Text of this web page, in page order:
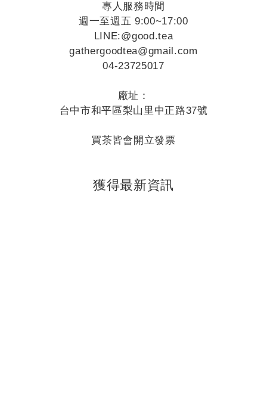
專人服務時間
週一至週五 9:00~17:00
LINE:@good.tea
gathergoodtea@gmail.com
04-23725017
廠址：
台中市和平區梨山里中正路37號
買茶皆會開立發票
獲得最新資訊